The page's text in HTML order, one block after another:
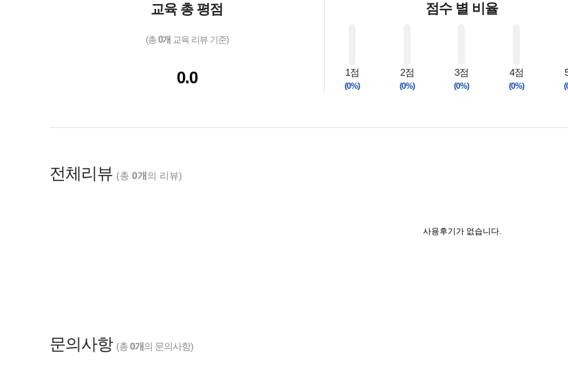
교육 총 평점
(총 0개교육 리뷰 기준)
0.0
점수 별 비율
1점
(0%)
2점
(0%)
3점
(0%)
4점
(0%)
전체리뷰 (총 0개 의 리뷰)
사용후기가 없습니다.
문의사항 (총0개의 문의사항)